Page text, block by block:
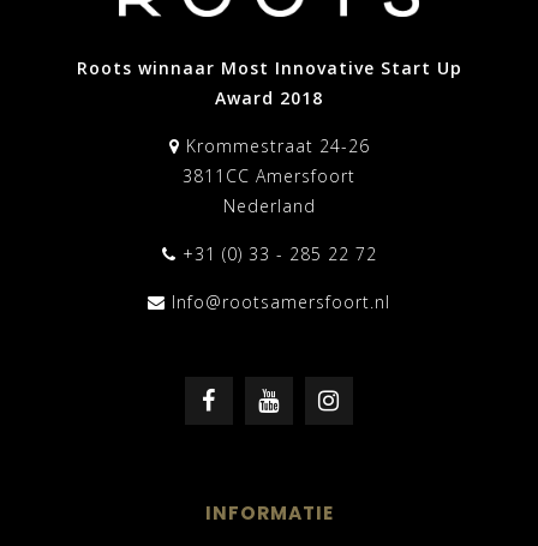
Roots winnaar Most Innovative Start Up
Award 2018
Krommestraat 24-26
3811CC Amersfoort
Nederland
+31 (0) 33 - 285 22 72
Info@rootsamersfoort.nl
INFORMATIE